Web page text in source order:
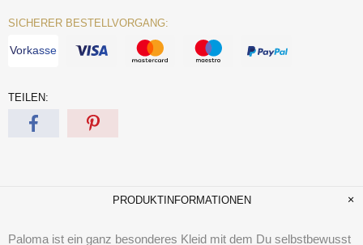
SICHERER BESTELLVORGANG:
Vorkasse
TEILEN:
PRODUKTINFORMATIONEN
Paloma ist ein ganz besonderes Kleid mit dem Du selbstbewusst